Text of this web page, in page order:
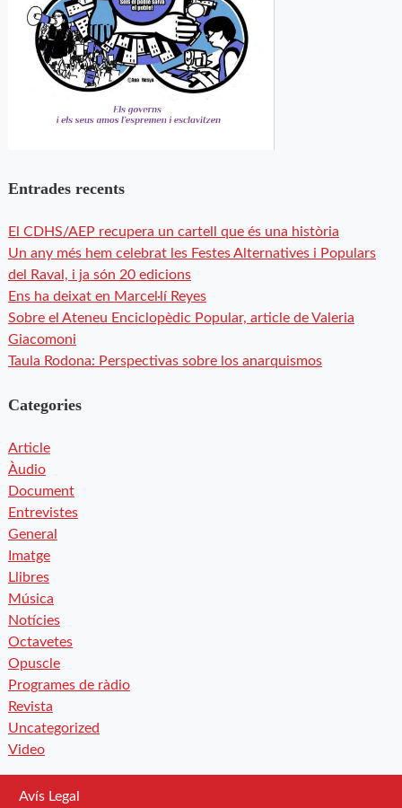
Entrades recents
El CDHS/AEP recupera un cartell que és una història
Un any més hem celebrat les Festes Alternatives i Populars
del Raval, i ja són 20 edicions
Ens ha deixat en Marcel·lí Reyes
Sobre el Ateneu Enciclopèdic Popular, article de Valeria
Giacomoni
Taula Rodona: Perspectivas sobre los anarquismos
Categories
Article
Àudio
Document
Entrevistes
General
Imatge
Llibres
Música
Notícies
Octavetes
Opuscle
Programes de ràdio
Revista
Uncategorized
Video
Avís Legal